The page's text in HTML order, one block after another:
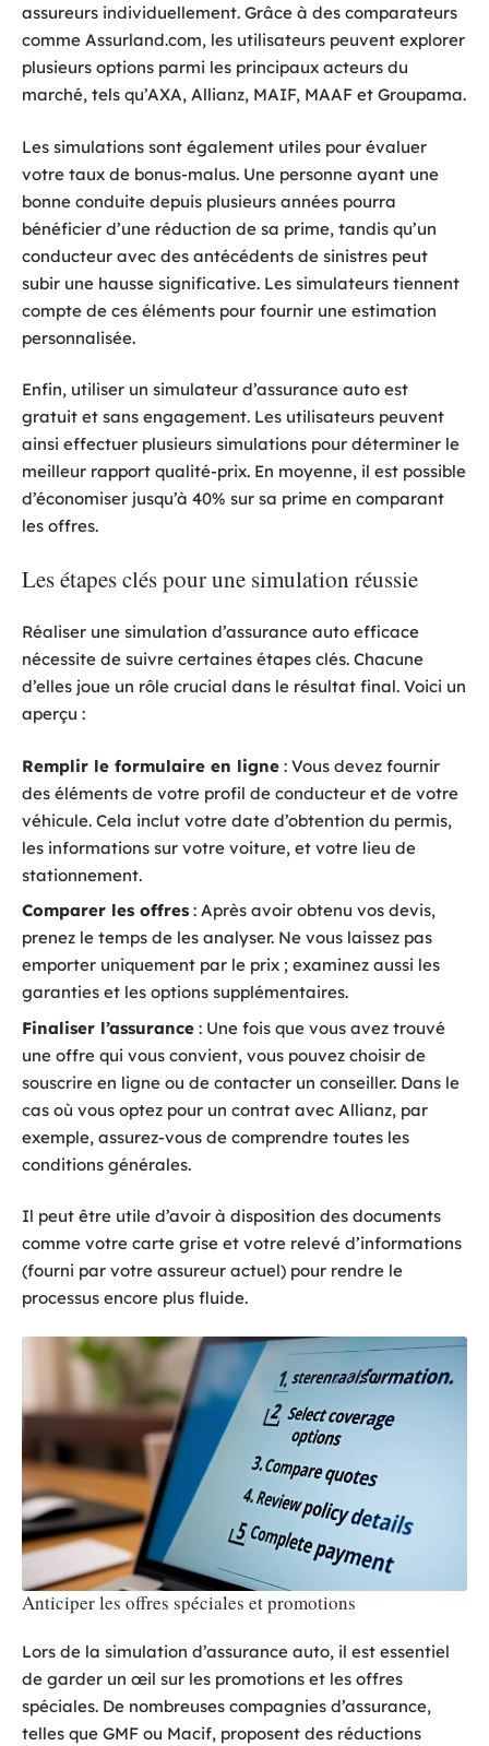
assureurs individuellement. Grâce à des comparateurs
comme Assurland.com, les utilisateurs peuvent explorer
plusieurs options parmi les principaux acteurs du
marché, tels qu’AXA, Allianz, MAIF, MAAF et Groupama.
Les simulations sont également utiles pour évaluer
votre taux de bonus-malus. Une personne ayant une
bonne conduite depuis plusieurs années pourra
bénéficier d’une réduction de sa prime, tandis qu’un
conducteur avec des antécédents de sinistres peut
subir une hausse significative. Les simulateurs tiennent
compte de ces éléments pour fournir une estimation
personnalisée.
Enfin, utiliser un simulateur d’assurance auto est
gratuit et sans engagement. Les utilisateurs peuvent
ainsi effectuer plusieurs simulations pour déterminer le
meilleur rapport qualité-prix. En moyenne, il est possible
d’économiser jusqu’à 40% sur sa prime en comparant
les offres.
Les étapes clés pour une simulation réussie
Réaliser une simulation d’assurance auto efficace
nécessite de suivre certaines étapes clés. Chacune
d’elles joue un rôle crucial dans le résultat final. Voici un
aperçu :
Remplir le formulaire en ligne : Vous devez fournir
des éléments de votre profil de conducteur et de votre
véhicule. Cela inclut votre date d’obtention du permis,
les informations sur votre voiture, et votre lieu de
stationnement.
Comparer les offres : Après avoir obtenu vos devis,
prenez le temps de les analyser. Ne vous laissez pas
emporter uniquement par le prix ; examinez aussi les
garanties et les options supplémentaires.
Finaliser l’assurance : Une fois que vous avez trouvé
une offre qui vous convient, vous pouvez choisir de
souscrire en ligne ou de contacter un conseiller. Dans le
cas où vous optez pour un contrat avec Allianz, par
exemple, assurez-vous de comprendre toutes les
conditions générales.
Il peut être utile d’avoir à disposition des documents
comme votre carte grise et votre relevé d’informations
(fourni par votre assureur actuel) pour rendre le
processus encore plus fluide.
Anticiper les offres spéciales et promotions
Lors de la simulation d’assurance auto, il est essentiel
de garder un œil sur les promotions et les offres
spéciales. De nombreuses compagnies d’assurance,
telles que GMF ou Macif, proposent des réductions